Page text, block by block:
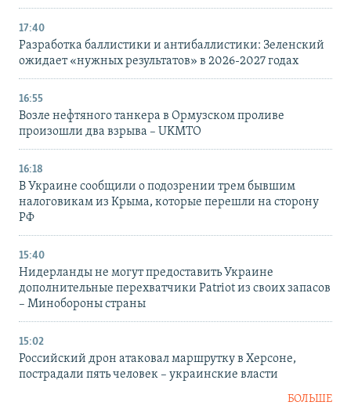
17:40
Разработка баллистики и антибаллистики: Зеленский
ожидает «нужных результатов» в 2026-2027 годах
16:55
Возле нефтяного танкера в Ормузском проливе
произошли два взрыва – UKMTO
16:18
В Украине сообщили о подозрении трем бывшим
налоговикам из Крыма, которые перешли на сторону
РФ
15:40
Нидерланды не могут предоставить Украине
дополнительные перехватчики Patriot из своих запасов
– Минобороны страны
15:02
Российский дрон атаковал маршрутку в Херсоне,
пострадали пять человек – украинские власти
БОЛЬШЕ